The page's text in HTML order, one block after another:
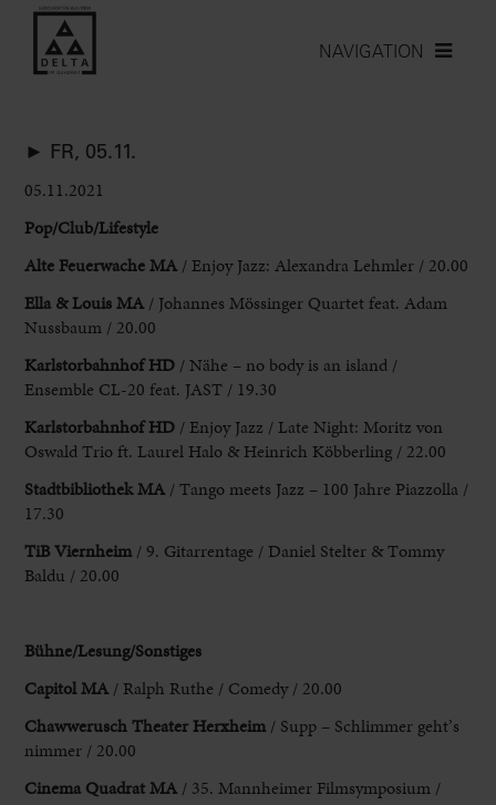
NAVIGATION
► FR, 05.11.
05.11.2021
Pop/Club/Lifestyle
Alte Feuerwache MA / Enjoy Jazz:Alexandra Lehmler / 20.00
Ella & Louis MA / Johannes Mössinger Quartet feat.Adam
Nussbaum / 20.00
Karlstorbahnhof HD / Nähe – no body is an island /
Ensemble CL-20 feat. JAST / 19.30
Karlstorbahnhof HD / Enjoy Jazz / Late Night: Moritz von
Oswald Trio ft. Laurel Halo & Heinrich Köbberling / 22.00
Stadtbibliothek MA / Tango meets Jazz – 100 Jahre Piazzolla /
17.30
TiB Viernheim / 9. Gitarrentage / Daniel Stelter & Tommy
Baldu / 20.00
Bühne/Lesung/Sonstiges
Capitol MA / Ralph Ruthe / Comedy / 20.00
Chawwerusch Theater Herxheim / Supp – Schlimmer geht’s
nimmer / 20.00
Cinema Quadrat MA / 35. Mannheimer Filmsymposium /